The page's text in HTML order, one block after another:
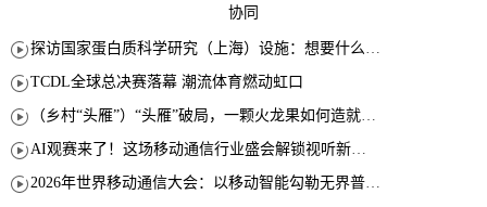
协同
探访国家蛋白质科学研究（上海）设施：想要什么蛋白 AI直接设计合成
TCDL全球总决赛落幕 潮流体育燃动虹口
（乡村“头雁”）“头雁”破局，一颗火龙果如何造就沪上乡村特色产业化路径
AI观赛来了！这场移动通信行业盛会解锁视听新玩法
2026年世界移动通信大会：以移动智能勾勒无界普惠新愿景